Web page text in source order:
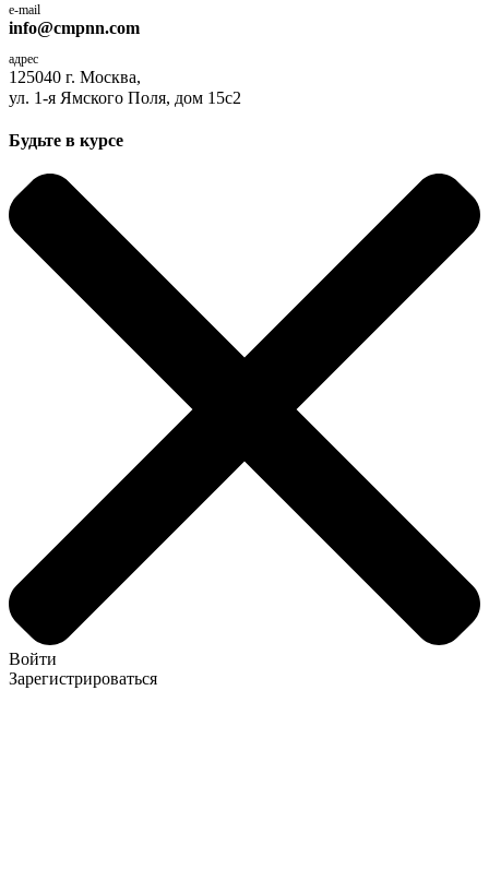
e-mail
info@cmpnn.com
адрес
125040 г. Москва,
ул. 1-я Ямского Поля, дом 15с2
Будьте в курсе
Войти
Зарегистрироваться